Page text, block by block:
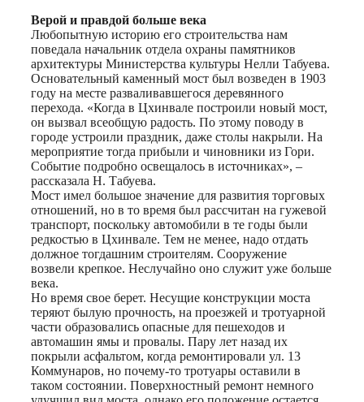
Верой и правдой больше века
Любопытную историю его строительства нам
поведала начальник отдела охраны памятников
архитектуры Министерства культуры Нелли Табуева.
Основательный каменный мост был возведен в 1903
году на месте разваливавшегося деревянного
перехода. «Когда в Цхинвале построили новый мост,
он вызвал всеобщую радость. По этому поводу в
городе устроили праздник, даже столы накрыли. На
мероприятие тогда прибыли и чиновники из Гори.
Событие подробно освещалось в источниках», –
рассказала Н. Табуева.
Мост имел большое значение для развития торговых
отношений, но в то время был рассчитан на гужевой
транспорт, поскольку автомобили в те годы были
редкостью в Цхинвале. Тем не менее, надо отдать
должное тогдашним строителям. Сооружение
возвели крепкое. Неслучайно оно служит уже больше
века.
Но время свое берет. Несущие конструкции моста
теряют былую прочность, на проезжей и тротуарной
части образовались опасные для пешеходов и
автомашин ямы и провалы. Пару лет назад их
покрыли асфальтом, когда ремонтировали ул. 13
Коммунаров, но почему-то тротуары оставили в
таком состоянии. Поверхностный ремонт немного